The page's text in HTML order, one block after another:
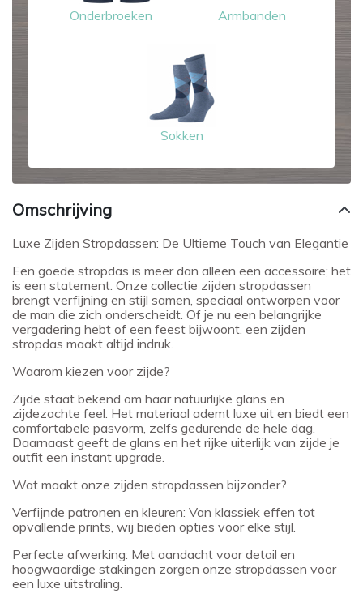
Onderbroeken Armbanden
Sokken
Omschrijving
Luxe Zijden Stropdassen: De Ultieme Touch van Elegantie
Een goede stropdas is meer dan alleen een accessoire; het
is een statement. Onze collectie zijden stropdassen
brengt verfijning en stijl samen, speciaal ontworpen voor
de man die zich onderscheidt. Of je nu een belangrijke
vergadering hebt of een feest bijwoont, een zijden
stropdas maakt altijd indruk.
Waarom kiezen voor zijde?
Zijde staat bekend om haar natuurlijke glans en
zijdezachte feel. Het materiaal ademt luxe uit en biedt een
comfortabele pasvorm, zelfs gedurende de hele dag.
Daarnaast geeft de glans en het rijke uiterlijk van zijde je
outfit een instant upgrade.
Wat maakt onze zijden stropdassen bijzonder?
Verfijnde patronen en kleuren: Van klassiek effen tot
opvallende prints, wij bieden opties voor elke stijl.
Perfecte afwerking: Met aandacht voor detail en
hoogwaardige stakingen zorgen onze stropdassen voor
een luxe uitstraling.